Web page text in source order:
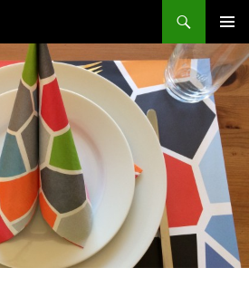
MENÜ